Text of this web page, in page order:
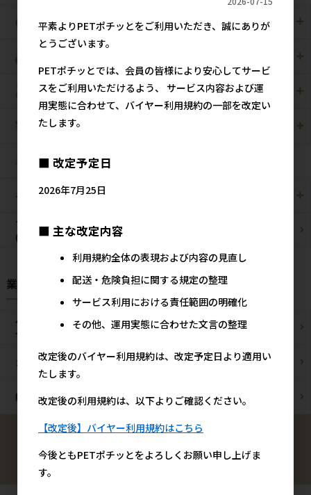
犬用 猫用
小動物用 鳥用
爬虫・両生類
昆虫
その他/雑貨
ブリーダーパック
(プロ製品)
業種様別 特設ページ
ペットショップ/
サロン様
ブリーダー様
カフェ/飲食店様 ペットOK宿泊施設様
動物病院様 通販事業者様
平素よりPETポチッとをご利用いただき、誠にありが
とうございます。
PETポチッとでは、会員の皆様により安心してサービ
スをご利用いただけるよう、 サービス内容および運
用実態に合わせて、バイヤー利用規約の一部を改定い
たします。
■ 改定予定日
2026年7月25日
■ 主な改定内容
利用規約全体の表現および内容の見直し
配送・危険負担に関する規定の整理
サービス利用における責任範囲の明確化
その他、運用実態に合わせた文言の整理
改定後のバイヤー利用規約は、改定予定日より適用い
たします。
改定後の利用規約は、以下よりご確認ください。
【改定後】バイヤー利用規約はこちら
今後ともPETポチッとをよろしくお願い申し上げま
す。